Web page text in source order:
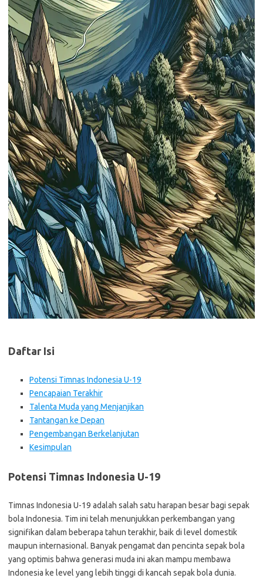
Daftar Isi
Potensi Timnas Indonesia U-19
Pencapaian Terakhir
Talenta Muda yang Menjanjikan
Tantangan ke Depan
Pengembangan Berkelanjutan
Kesimpulan
Potensi Timnas Indonesia U-19
Timnas Indonesia U-19 adalah salah satu harapan besar bagi sepak
bola Indonesia. Tim ini telah menunjukkan perkembangan yang
signifikan dalam beberapa tahun terakhir, baik di level domestik
maupun internasional. Banyak pengamat dan pencinta sepak bola
yang optimis bahwa generasi muda ini akan mampu membawa
Indonesia ke level yang lebih tinggi di kancah sepak bola dunia.